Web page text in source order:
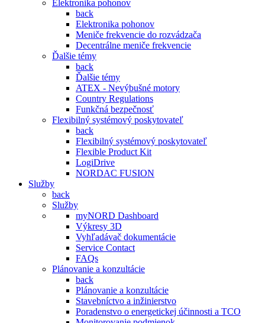
Elektronika pohonov
back
Elektronika pohonov
Meniče frekvencie do rozvádzača
Decentrálne meniče frekvencie
Ďalšie témy
back
Ďalšie témy
ATEX - Nevýbušné motory
Country Regulations
Funkčná bezpečnosť
Flexibilný systémový poskytovateľ
back
Flexibilný systémový poskytovateľ
Flexible Product Kit
LogiDrive
NORDAC FUSION
Služby
back
Služby
myNORD Dashboard
Výkresy 3D
Vyhľadávač dokumentácie
Service Contact
FAQs
Plánovanie a konzultácie
back
Plánovanie a konzultácie
Stavebníctvo a inžinierstvo
Poradenstvo o energetickej účinnosti a TCO